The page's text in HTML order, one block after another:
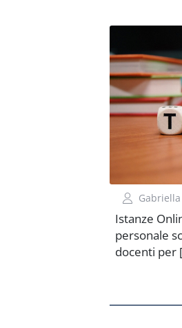
Istanze
personale
docenti per